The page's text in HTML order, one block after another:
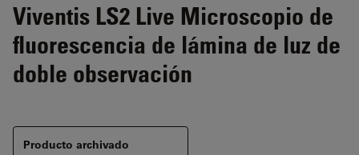
Viventis LS2 Live Microscopio de
fluorescencia de lámina de luz de
doble observación
Producto archivado